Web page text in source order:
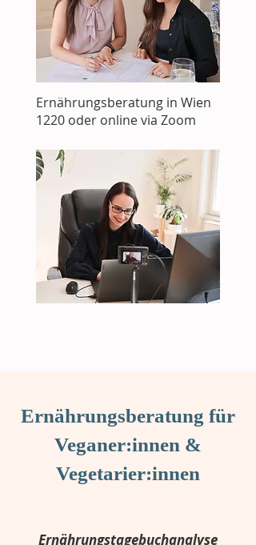
(c) Ulrike Schwab
Ernährungsberatung in Wien
1220 oder online via Zoom
(c) Ulrike Schwab
Ernährungsberatung für
Veganer:innen &
Vegetarier:innen
Ernährungstagebuchanalyse